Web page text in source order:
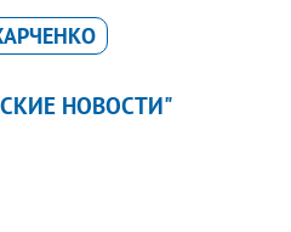
НОВОСТИ"